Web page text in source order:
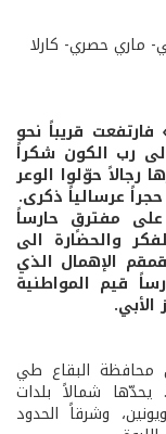
ماري حصري- كارلا
قريباً نحو
رب الكون شكراً
رجالاً حوّلوا الوعر
عرسالياً ذكرى.
على مفترقٍ حارساً
والحضارة الى
الإهمال الذي
قيم المواطنية
البقاع طي
شمالاً بلدات
وشرقاً الحدود